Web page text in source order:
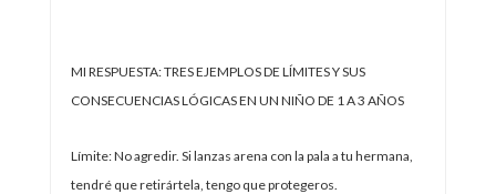
MI RESPUESTA: TRES EJEMPLOS DE LÍMITES Y SUS
CONSECUENCIAS LÓGICAS EN UN NIÑO DE 1 A 3 AÑOS
Límite: No agredir. Si lanzas arena con la pala a tu hermana,
tendré que retirártela, tengo que protegeros.